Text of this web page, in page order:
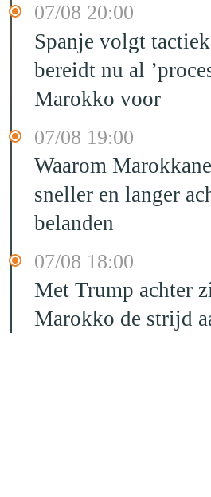
07/08 20:00
Spanje volgt
bereidt nu al
Marokko voor
07/08 19:00
Waarom
sneller en langer
belanden
07/08 18:00
Met Trump achter
Marokko de strijd